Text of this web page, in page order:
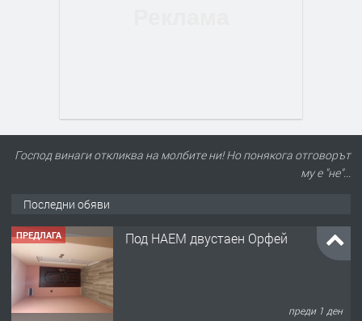
Господ винаги откликва на молбите ни! Но понякога отговорът
му е "не"...
Последни обяви
ПРЕДЛАГА Под НАЕМ двустаен Орфей
преди 1 ден